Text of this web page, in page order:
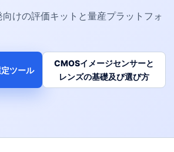
けの評価キットと量産プラットフォ
ツール
CMOSイメージセンサーと
レンズの基礎及び選び方